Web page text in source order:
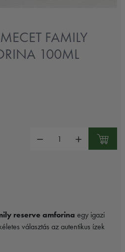
FAMILY
100ML
reserve amforina egy igazi
választás az autentikus ízek